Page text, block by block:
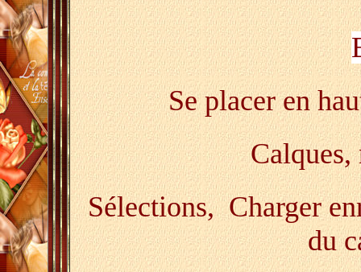
Se placer en
Calques,
Sélections, Charger
du